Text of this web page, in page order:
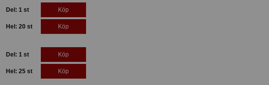
Del: 1 st Köp
Hel: 20 st Köp
Del: 1 st Köp
Hel: 25 st Köp